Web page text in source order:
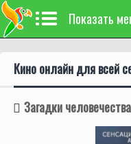
Показать
Кино онлайн для всей
Загадки